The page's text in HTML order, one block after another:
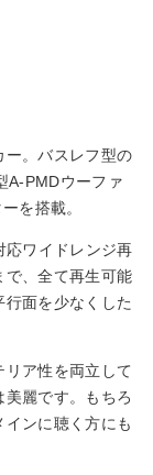
ー。バスレフ型の
A-PMDウーファ
を搭載。
応ワイドレンジ再
で、全て再生可能
面を少なくした
ア性を両立して
麗です。もちろ
ンに聴く方にも